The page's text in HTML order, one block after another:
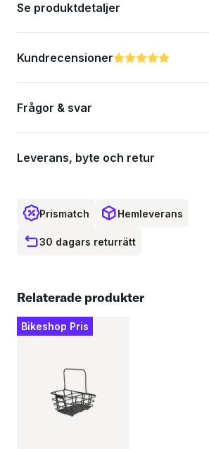
TB2011-W)
Foder medföljer.
Se produktdetaljer
KundrecensionerBetyg:
5.0 utav 5 stjärnor
Frågor & svar
Leverans, byte och retur
Prismatch Hemleverans
30 dagars returrätt
Relaterade produkter
Bikeshop Pris